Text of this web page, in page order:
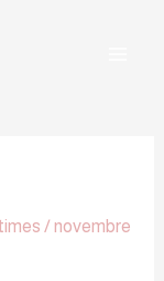
/ novembre